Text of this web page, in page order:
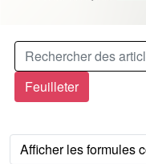
Feuilleter